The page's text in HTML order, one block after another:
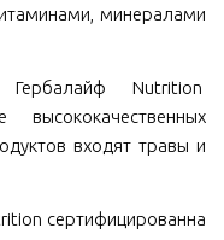
минералами
Nutrition
входят травы и
сертифицированна